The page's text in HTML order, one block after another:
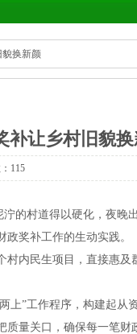
貌换新颜
补让乡村旧貌
115
的村道得以硬化，夜晚
奖补工作的生动实践。
内民生项目，直接惠及
上”工作程序，构建起从
量关口，确保每一笔财